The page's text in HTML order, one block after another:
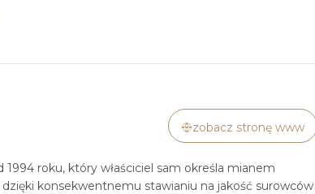
zobacz stronę www
roku, który właściciel sam określa mianem
konsekwentnemu stawianiu na jakość surowców